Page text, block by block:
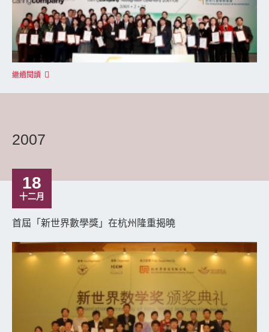
繼續閱讀
2007
18
十二月
首屆「新世界數學獎」在杭州隆重揭曉